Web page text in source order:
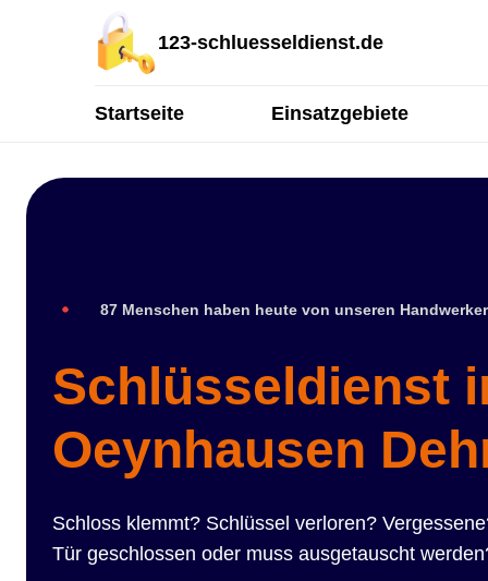
123-schluesseldienst.de
Startseite Einsatzgebiete
87 Menschen haben heute von unseren
Schlüsseldienst
Oeynhausen
Schloss klemmt? Schlüssel verloren?
Tür geschlossen oder muss ausgetauscht